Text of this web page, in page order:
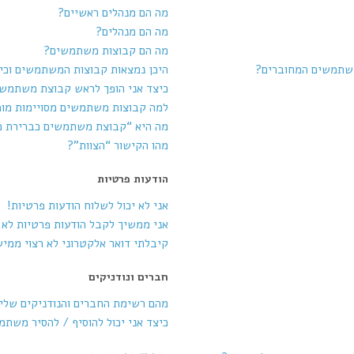
המחוברים?
מה הם מנהלים ראשיים?
מה הם מנהלים?
מה הם קבוצות משתמשים?
היכן נמצאות קבוצות המשתמשים
כיצד אני הופך לראש קבוצת
למה קבוצות משתמשים מסויימות
מה היא “קבוצת משתמשים כברירת
מהו הקישור “הצוות”?
הודעות פרטיות
אני לא יכול לשלוח הודעות פרטיות!
אני ממשיך לקבל הודעות פרטיות לא
קיבלתי דואר אלקטרוני לא רצוי
חברים ונודניקים
מהם רשימת החברים והנודניקים
כיצד אני יכול להוסיף / להסיר